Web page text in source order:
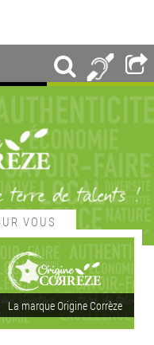
VOUS
La marque Origine Corrèze